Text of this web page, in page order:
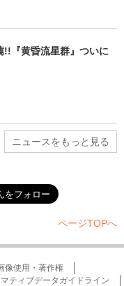
!!『黄昏流星群』ついに
ニュースをもっと見る
ページTOPへ
像使用・著作権
ティブデータガイドライン